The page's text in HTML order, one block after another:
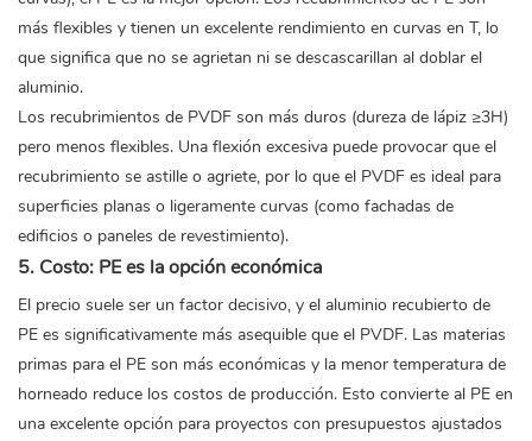
más flexibles y tienen un excelente rendimiento en curvas en T, lo
que significa que no se agrietan ni se descascarillan al doblar el
aluminio.
Los recubrimientos de PVDF son más duros (dureza de lápiz ≥3H)
pero menos flexibles. Una flexión excesiva puede provocar que el
recubrimiento se astille o agriete, por lo que el PVDF es ideal para
superficies planas o ligeramente curvas (como fachadas de
edificios o paneles de revestimiento).
5. Costo: PE es la opción económica
El precio suele ser un factor decisivo, y el aluminio recubierto de
PE es significativamente más asequible que el PVDF. Las materias
primas para el PE son más económicas y la menor temperatura de
horneado reduce los costos de producción. Esto convierte al PE en
una excelente opción para proyectos con presupuestos ajustados